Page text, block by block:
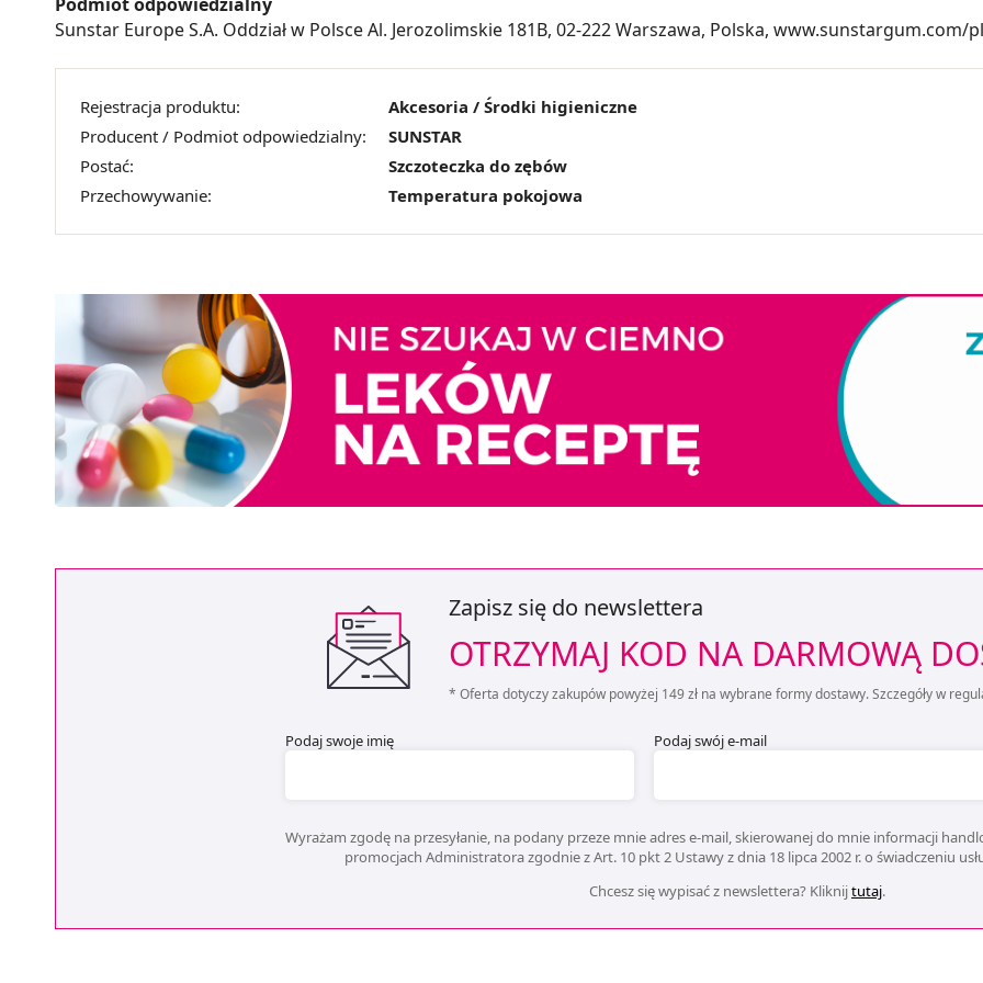
Sunstar Europe S.A. Oddział w Polsce Al. Jerozolimskie 181B, 02-222 Warszawa, Polska, www.sunstargum.com/
Rejestracja produktu:
Akcesoria / Środki higieniczne
Producent / Podmiot odpowiedzialny:
SUNSTAR
Postać:
Szczoteczka do zębów
Przechowywanie:
Temperatura pokojowa
Zapisz się do newslettera
OTRZYMAJ KOD NA DARMOWĄ
* Oferta dotyczy zakupów powyżej 149 zł na wybrane formy dostawy. Szczegóły w
Podaj swoje imię Podaj swój e-mail
Wyrażam zgodę na przesyłanie, na podany przeze mnie adres e-mail, skierowanej do mnie informacji
promocjach Administratora zgodnie z Art. 10 pkt 2 Ustawy z dnia 18 lipca 2002 r. o świadczeniu
Chcesz się wypisać z newslettera? Kliknijtutaj.